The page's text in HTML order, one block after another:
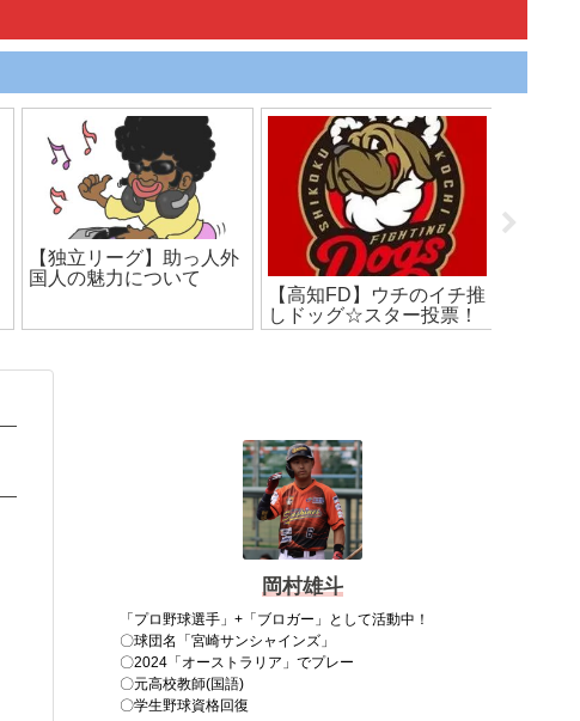
【独立リーグ】助っ人外
国人の魅力について
【高知FD】ウチのイチ推
しドッグ☆スター投票！
岡村雄斗
「プロ野球選手」+「ブロガー」として活動中！
〇球団名「宮崎サンシャインズ」
〇2024「オーストラリア」でプレー
〇元高校教師(国語)
〇学生野球資格回復